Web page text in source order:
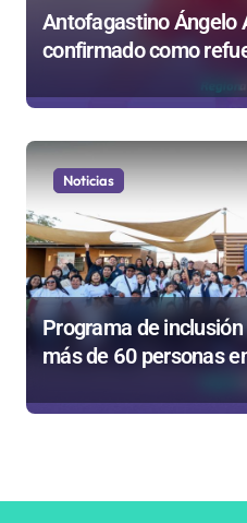
Antofagastino Ángelo
confirmado como
Noticias
Programa de
más de 60 personas